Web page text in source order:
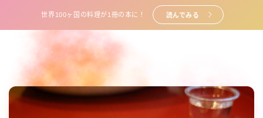
世界100ヶ国の料理が1冊の本に！ 読んでみる